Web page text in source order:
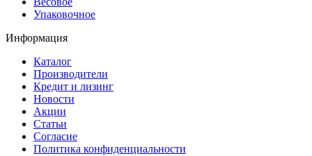
Упаковочное
Информация
Каталог
Производители
Кредит и лизинг
Новости
Акции
Статьи
Согласие
Политика конфиденциальности